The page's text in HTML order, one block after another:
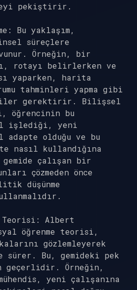
pekiştirir.
Bu yaklaşım,
süreçlere
Örneğin, bir
rotayı belirlerken ve
yaparken, harita
tahminleri yapma gibi
gerektirir. Bilişsel
öğrencinin bu
işlediği, yeni
olduğu ve bu
kullandığına
çalışan bir
çözmeden önce
düşünme
Teorisi: Albert
öğrenme teorisi,
gözlemleyerek
sürer. Bu, gemideki pek
geçerlidir. Örneğin,
yeni çalışanına